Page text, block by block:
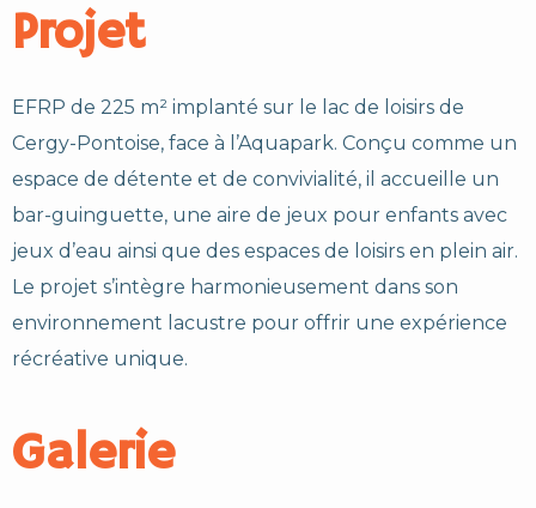
Projet
EFRP de 225 m² implanté sur le lac de loisirs de
Cergy-Pontoise, face à l’Aquapark. Conçu comme un
espace de détente et de convivialité, il accueille un
bar-guinguette, une aire de jeux pour enfants avec
jeux d’eau ainsi que des espaces de loisirs en plein air.
Le projet s’intègre harmonieusement dans son
environnement lacustre pour offrir une expérience
récréative unique.
Galerie